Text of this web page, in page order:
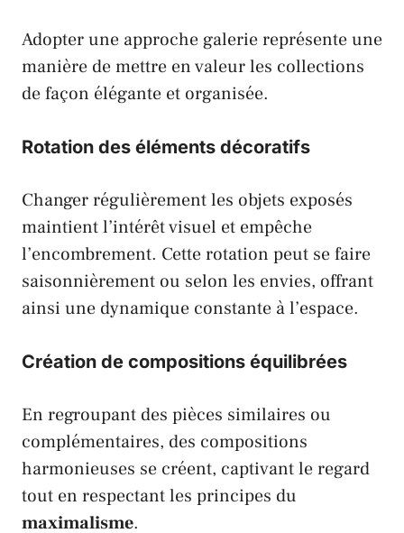
Adopter une approche galerie représente une
manière de mettre en valeur les collections
de façon élégante et organisée.
Rotation des éléments décoratifs
Changer régulièrement les objets exposés
maintient l’intérêt visuel et empêche
l’encombrement. Cette rotation peut se faire
saisonnièrement ou selon les envies, offrant
ainsi une dynamique constante à l’espace.
Création de compositions équilibrées
En regroupant des pièces similaires ou
complémentaires, des compositions
harmonieuses se créent, captivant le regard
tout en respectant les principes du
maximalisme.